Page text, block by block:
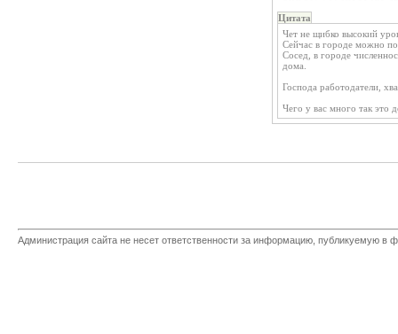
Цитата
Чет не щибко высокий
Сейчас в городе можно
Сосед, в городе
дома.
Господа работодатели,
Чего у вас много так это
Администрация сайта не несет ответственности за информацию, публикуемую